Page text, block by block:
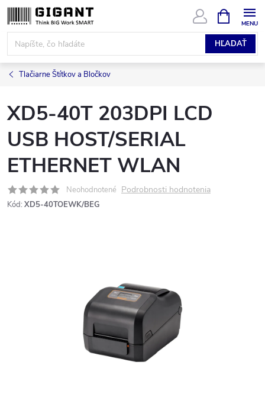
Prejsť
na
obsah
HĽADAŤ
KOŠÍK
Tlačiarne Štítkov a Bločkov
XD5-40T 203DPI LCD
USB HOST/SERIAL
ETHERNET WLAN
Neohodnotené Podrobnosti hodnotenia
Kód: XD5-40TOEWK/BEG